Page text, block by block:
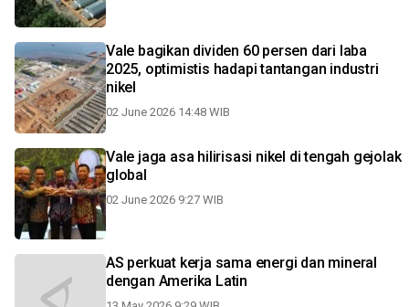
Vale bagikan dividen 60 persen dari laba
2025, optimistis hadapi tantangan industri
nikel
02 June 2026 14:48 WIB
Vale jaga asa hilirisasi nikel di tengah gejolak
global
02 June 2026 9:27 WIB
AS perkuat kerja sama energi dan mineral
dengan Amerika Latin